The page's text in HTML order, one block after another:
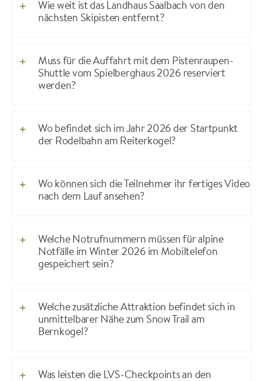
Wie weit ist das Landhaus Saalbach von den
nächsten Skipisten entfernt?
Muss für die Auffahrt mit dem Pistenraupen-
Shuttle vom Spielberghaus 2026 reserviert
werden?
Wo befindet sich im Jahr 2026 der Startpunkt
der Rodelbahn am Reiterkogel?
Wo können sich die Teilnehmer ihr fertiges Video
nach dem Lauf ansehen?
Welche Notrufnummern müssen für alpine
Notfälle im Winter 2026 im Mobiltelefon
gespeichert sein?
Welche zusätzliche Attraktion befindet sich in
unmittelbarer Nähe zum Snow Trail am
Bernkogel?
Was leisten die LVS-Checkpoints an den